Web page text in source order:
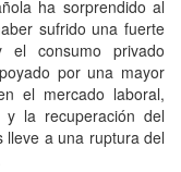
ha sorprendido al
sufrido una fuerte
el consumo privado
por una mayor
el mercado laboral,
la recuperación del
lleve a una ruptura del